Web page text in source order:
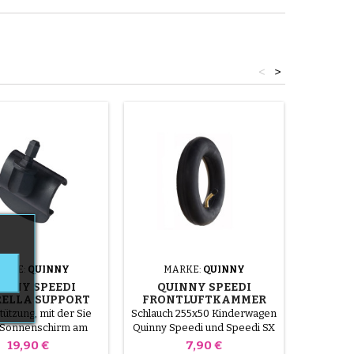
>
<
QUINNY
SPEEDI
SUPPORT
mit der Sie
am
Kinderwagen
Preis
19,90 €
MARKE: QUINNY
QUINNY SPEEDI
FRONTLUFTKAMMER
Schlauch 255x50 Kinderwagen
Quinny Speedi und Speedi SX
Preis
7,90 €